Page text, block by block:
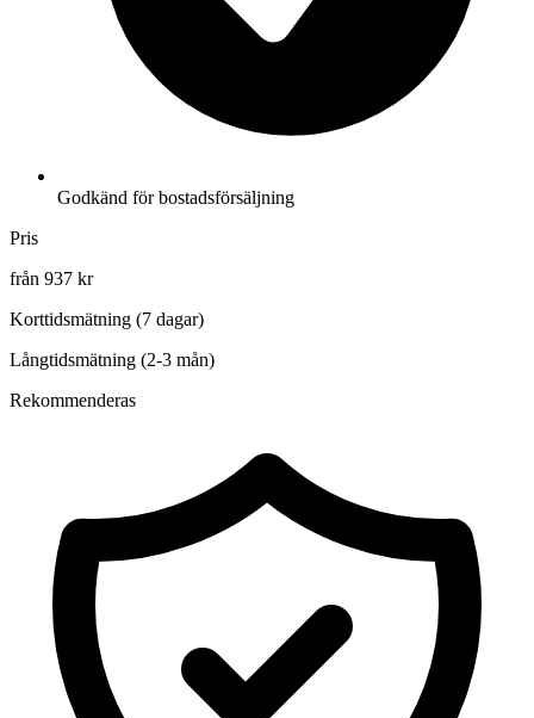
Godkänd för bostadsförsäljning
Pris
från 937 kr
Korttidsmätning (7 dagar)
Långtidsmätning (2-3 mån)
Rekommenderas